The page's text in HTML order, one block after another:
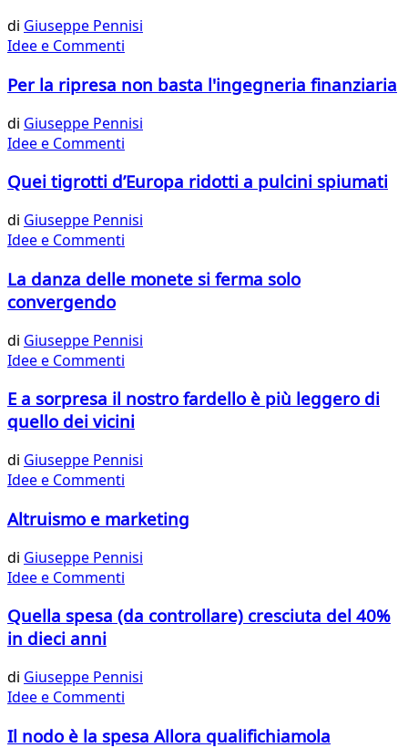
di Giuseppe Pennisi
Idee e Commenti
Per la ripresa non basta l'ingegneria finanziaria
di Giuseppe Pennisi
Idee e Commenti
Quei tigrotti d’Europa ridotti a pulcini spiumati
di Giuseppe Pennisi
Idee e Commenti
La danza delle monete si ferma solo
convergendo
di Giuseppe Pennisi
Idee e Commenti
E a sorpresa il nostro fardello è più leggero di
quello dei vicini
di Giuseppe Pennisi
Idee e Commenti
Altruismo e marketing
di Giuseppe Pennisi
Idee e Commenti
Quella spesa (da controllare) cresciuta del 40%
in dieci anni
di Giuseppe Pennisi
Idee e Commenti
Il nodo è la spesa Allora qualifichiamola